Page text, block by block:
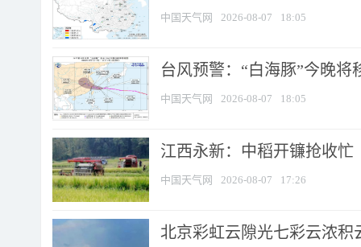
中国天气网 2026-08-07 18:05
台风预警：“白海豚”今晚将
中国天气网 2026-08-07 18:05
江西永新：中稻开镰抢收忙
中国天气网 2026-08-07 17:26
北京彩虹云隙光七彩云浓积